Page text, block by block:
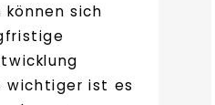
sich
wichtiger ist es